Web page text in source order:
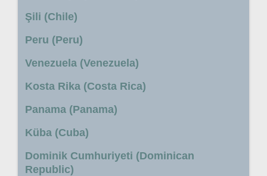
Şili (Chile)
Peru (Peru)
Venezuela (Venezuela)
Kosta Rika (Costa Rica)
Panama (Panama)
Küba (Cuba)
Dominik Cumhuriyeti (Dominican
Republic)